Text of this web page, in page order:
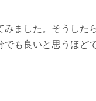
ました。そうし
も良いと思うほ